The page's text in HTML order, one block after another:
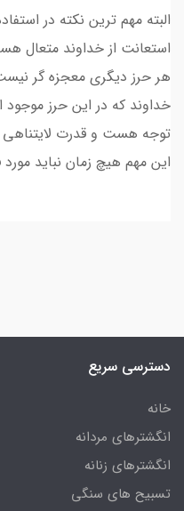
البته مهم ترین نکته در
استعانت از خداوند
هر حرز دیگری معجزه گر
خداوند که در این حرز
توجه هست و قدرت
این مهم هیچ زمان نباید مورد
دسترسی سریع
خانه
انگشترهای مردانه
انگشترهای زنانه
تسبیح های سنگی